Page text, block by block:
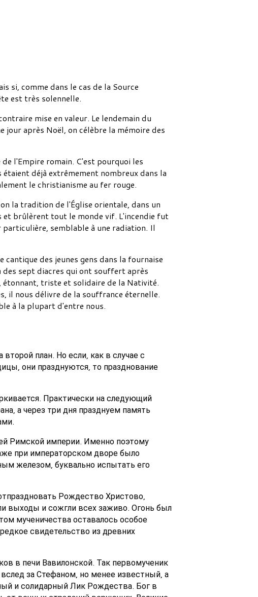
si, comme dans le cas de la Source
est très solennelle.
mise en valeur. Le lendemain du
après Noël, on célèbre la mémoire des
l'Empire romain. C'est pourquoi les
déjà extrêmement nombreux dans la
le christianisme au fer rouge.
la tradition de l'Église orientale, dans un
et brûlèrent tout le monde vif. L'incendie fut
semblable à une radiation. Il
des jeunes gens dans la fournaise
sept diacres qui ont souffert après
étonnant, triste et solidaire de la Nativité.
il nous délivre de la souffrance éternelle.
à la plupart d'entre nous.
план. Но если, как в случае с
они празднуются, то празднование
Практически на следующий
а через три дня празднуем память
Римской империи. Именно поэтому
при императорском дворе было
железом, буквально испытать его
Рождество Христово,
выходы и сожгли всех заживо. Огонь был
мученичества оставалось особое
свидетельство из древних
в печи Вавилонской. Так первомученик
за Стефаном, но менее известный, а
и солидарный Лик Рождества. Бог в